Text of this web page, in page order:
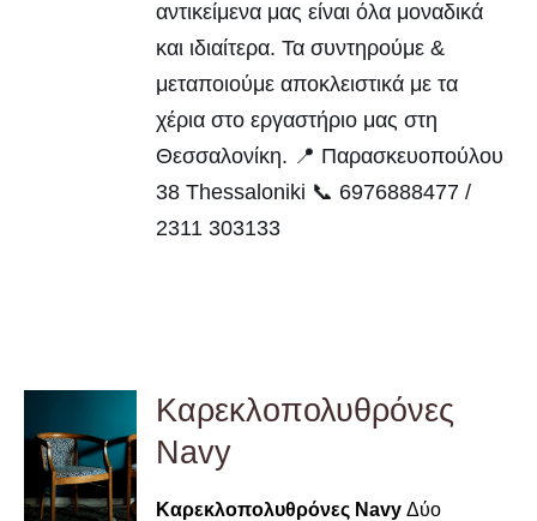
αντικείμενα μας είναι όλα μοναδικά
και ιδιαίτερα. Τα συντηρούμε &
μεταποιούμε αποκλειστικά με τα
χέρια στο εργαστήριο μας στη
Θεσσαλονίκη. 📍 Παρασκευοπούλου
38 Thessaloniki 📞 6976888477 /
2311 303133
DETAILS
Καρεκλοπολυθρόνες
Navy
Καρεκλοπολυθρόνες NavyΔύο